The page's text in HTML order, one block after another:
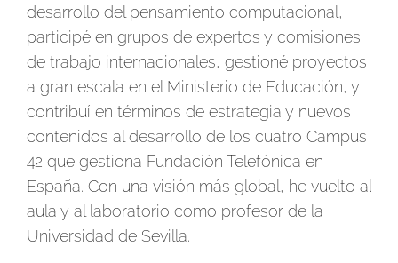
desarrollo del pensamiento computacional,
participé en grupos de expertos y comisiones
de trabajo internacionales, gestioné proyectos
a gran escala en el Ministerio de Educación, y
contribuí en términos de estrategia y nuevos
contenidos al desarrollo de los cuatro Campus
42 que gestiona Fundación Telefónica en
España. Con una visión más global, he vuelto al
aula y al laboratorio como profesor de la
Universidad de Sevilla.